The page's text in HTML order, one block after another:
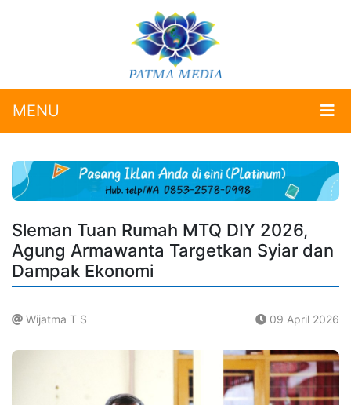
MENU
Sleman Tuan Rumah MTQ DIY 2026,
Agung Armawanta Targetkan Syiar dan
Dampak Ekonomi
Wijatma T S 09 April 2026